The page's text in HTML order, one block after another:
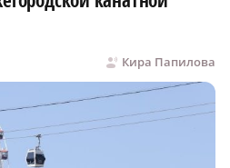
Кира Папилова